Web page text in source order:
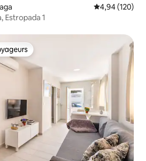
Évaluation
4,94 (120)
Estropada 1
les plus appréciés